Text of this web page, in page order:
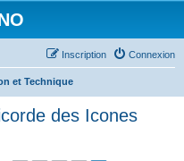
Connexion
Inscription
et Technique
des Icones